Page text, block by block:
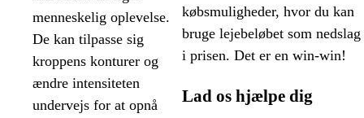
menneskelig oplevelse.
De kan tilpasse sig
kroppens konturer og
ændre intensiteten
undervejs for at opnå
købsmuligheder, hvor du kan
bruge lejebeløbet som nedslag
i prisen. Det er en win-win!
Lad os hjælpe dig